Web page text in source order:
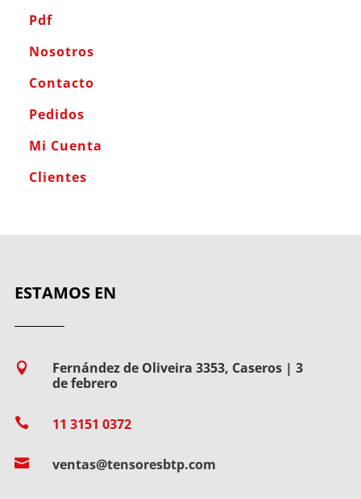
Pdf
Nosotros
Contacto
Pedidos
Mi Cuenta
Clientes
ESTAMOS EN

Fernández de Oliveira 3353, Caseros | 3
de febrero
 11 3151 0372
 ventas@tensoresbtp.com